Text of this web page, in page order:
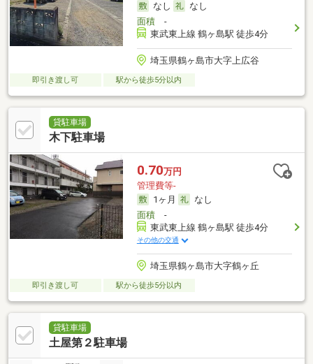
なし
なし
面積-
東武東上線 鶴ヶ島駅 徒歩4分
埼玉県鶴ヶ島市大字上広谷
即引き渡し可 駅から徒歩5分以内
貸駐車場
木下駐車場
0.70万円
管理費等-
1ヶ月
なし
面積-
東武東上線 鶴ヶ島駅 徒歩4分
その他の交通
埼玉県鶴ヶ島市大字鶴ヶ丘
即引き渡し可 駅から徒歩5分以内
貸駐車場
土屋第２駐車場